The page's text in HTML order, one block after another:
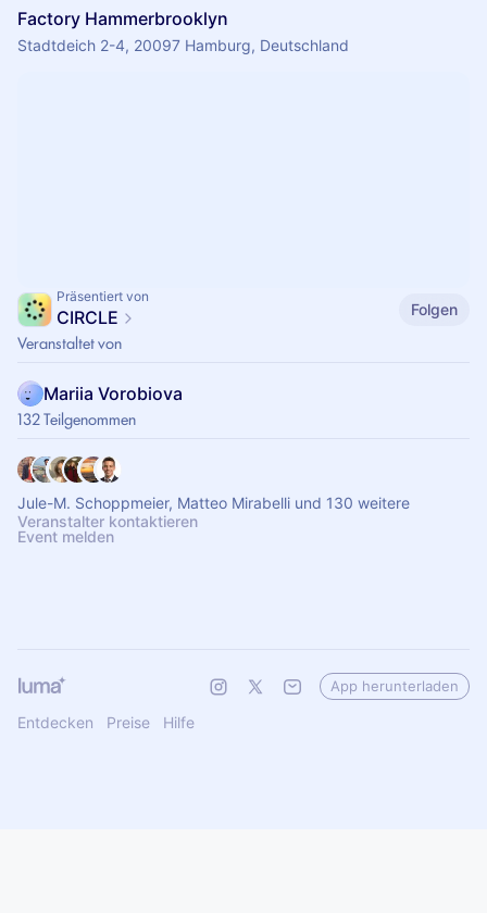
Factory Hammerbrooklyn
Stadtdeich 2-4, 20097 Hamburg, Deutschland
Präsentiert von
CIRCLE Folgen
Veranstaltet von
Mariia Vorobiova
132 Teilgenommen
Jule-M. Schoppmeier, Matteo Mirabelli und 130 weitere
Veranstalter kontaktieren
Event melden
Entdecken Preise Hilfe
App herunterladen